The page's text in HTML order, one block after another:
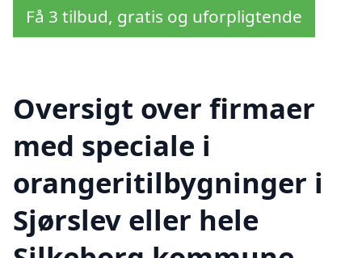
Få 3 tilbud, gratis og uforpligtende
Oversigt over firmaer
med speciale i
orangeritilbygninger i
Sjørslev eller hele